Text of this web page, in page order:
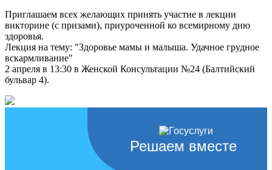
Приглашаем всех желающих принять участие в лекции
викторине (с призами), приуроченной ко всемирному дню
здоровья.
Лекция на тему: "Здоровье мамы и малыша. Удачное грудное
вскармливание"
2 апреля в 13:30 в Женской Консультации №24 (Балтийский
бульвар 4).
Решаем вместе